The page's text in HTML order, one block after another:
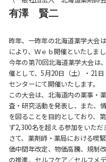
有澤 賢二
昨年、一昨年の北海道薬学大会
により、Ｗｅｂ開催といたしまし
今年の第70回北海道薬学大会は
催として、5月20日（土）・21
センターにて開催いたします。
この大会は、北海道内の薬事・
査・研究活動を発表し、また、
を図ることを目的としており、
ず2,300名を超える参加をいただ
さて、薬剤師・薬局における喫
価中間年改定、物価高騰、規制
の推進、セルフケア／セルフメ